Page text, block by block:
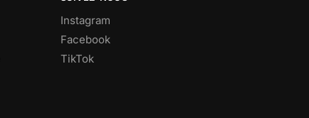
Instagram
Facebook
TikTok